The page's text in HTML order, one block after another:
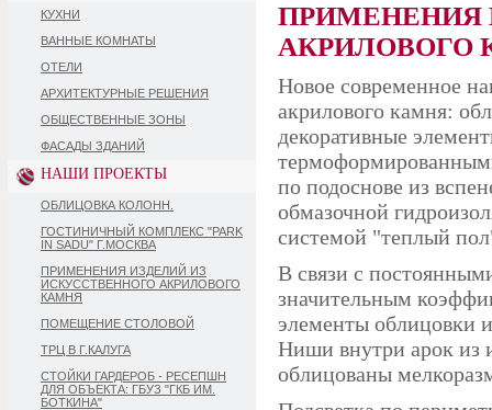
КУХНИ
ВАННЫЕ КОМНАТЫ
ОТЕЛИ
АРХИТЕКТУРНЫЕ РЕШЕНИЯ
ОБЩЕСТВЕННЫЕ ЗОНЫ
ФАСАДЫ ЗДАНИЙ
НАШИ ПРОЕКТЫ
ОБЛИЦОВКА КОЛОНН.
ГОСТИНИЧНЫЙ КОМПЛЕКС "PARK
IN SADU" Г.МОСКВА
ПРИМЕНЕНИЯ ИЗДЕЛИЙ ИЗ
ИСКУССТВЕННОГО АКРИЛОВОГО
КАМНЯ
ПОМЕЩЕНИЕ СТОЛОВОЙ
ТРЦ В Г.КАЛУГА
СТОЙКИ ГАРДЕРОБ - РЕСЕПШН
ДЛЯ ОБЪЕКТА: ГБУЗ "ГКБ ИМ.
БОТКИНА"
ПРИМЕНЕНИЯ
АКРИЛОВОГО
Новое современное
акрилового камня:
декоративные
по подоснове из
обмазочной
системой "теплый
В связи с
значительным
элементы облицовки
Ниши внутри арок из
облицованы